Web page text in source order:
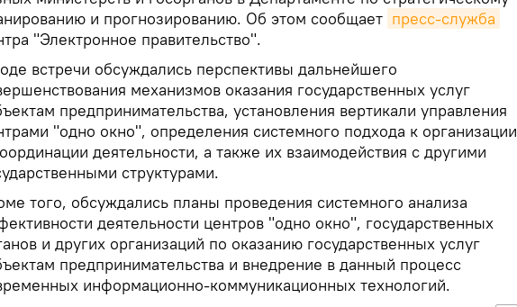
и прогнозированию. Об этом сообщает пресс-служба
"Электронное правительство".
встречи обсуждались перспективы дальнейшего
механизмов оказания государственных услуг
предпринимательства, установления вертикали управления
"одно окно", определения системного подхода к организации
деятельности, а также их взаимодействия с другими
структурами.
того, обсуждались планы проведения системного анализа
деятельности центров "одно окно", государственных
и других организаций по оказанию государственных услуг
предпринимательства и внедрение в данный процесс
информационно-коммуникационных технологий.